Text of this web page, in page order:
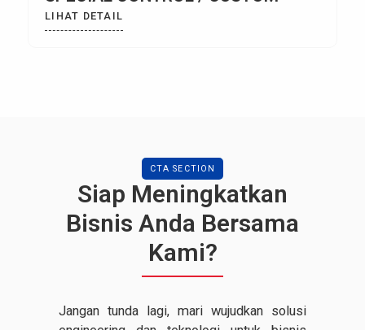
LIHAT DETAIL
CTA SECTION
Siap Meningkatkan
Bisnis Anda Bersama
Kami?
Jangan tunda lagi, mari wujudkan solusi